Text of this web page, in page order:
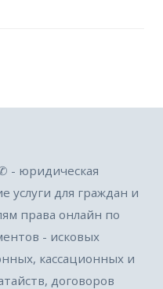
- юридическая
услуги для граждан и
права онлайн по
- исковых
кассационных и
договоров